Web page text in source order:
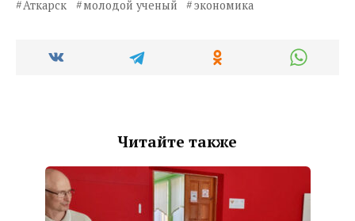
Аткарск молодой ученый экономика
Читайте также